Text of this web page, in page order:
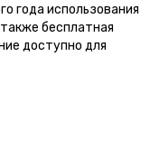
года использования
бесплатная
доступно для